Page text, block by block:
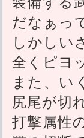
だなぁっ
しかしい
全くピヨ
また、い
尻尾が切
打撃属性